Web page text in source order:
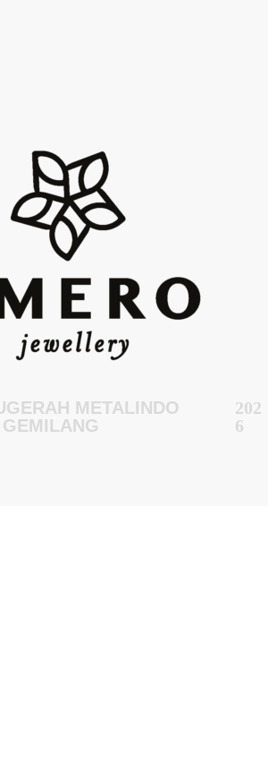
METALINDO
GEMILANG
202
6